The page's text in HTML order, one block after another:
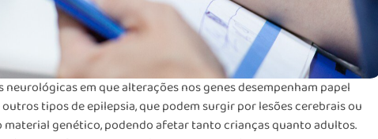
em que alterações nos genes desempenham papel
tipos de epilepsia, que podem surgir por lesões cerebrais ou
genético, podendo afetar tanto crianças quanto adultos.